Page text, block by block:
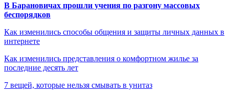
В Барановичах прошли учения по разгону массовых
беспорядков
Как изменились способы общения и защиты личных данных в
интернете
Как изменились представления о комфортном жилье за
последние десять лет
7 вещей, которые нельзя смывать в унитаз